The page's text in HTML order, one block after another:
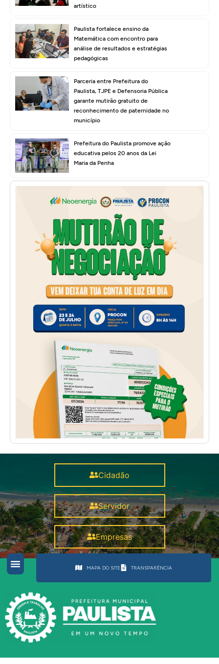
artístico
Paulista fortalece ensino da
Matemática com encontro para
análise de resultados e estratégias
pedagógicas
Parceria entre Prefeitura do
Paulista, TJPE e Defensoria Pública
garante mutirão gratuito de
reconhecimento de paternidade no
município
Prefeitura do Paulista promove ação
educativa pelos 20 anos da Lei
Maria da Penha
Cidadão
Servidor
Empresas
MAPA DO SITE TRANSPARÊNCIA